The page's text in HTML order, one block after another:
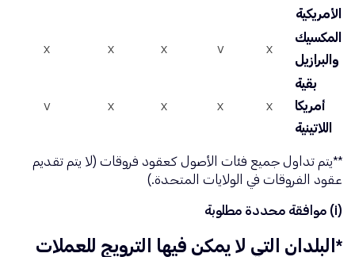
الأمريكية
المكسيك
والبرازيل
x
v
x
x
x
بقية
أمريكا
اللاتينية
x
x
x
x
v
**يتم تداول جميع فئات الأصول كعقود فروقات (لا يتم تقديم
عقود الفروقات في الولايات المتحدة.)
(i) موافقة محددة مطلوبة
*البلدان التي لا يمكن فيها الترويج للعملات